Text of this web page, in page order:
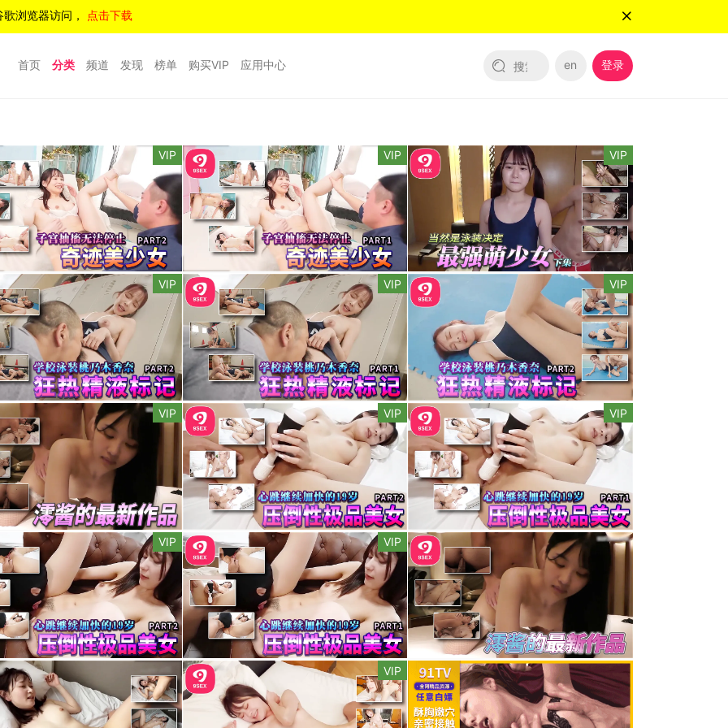
浏览器访问， 点击下载
首页 分类 频道 发现 榜单 购买VIP 应用中心 en 登录
VIP VIP VIP
VIP VIP VIP
VIP VIP VIP
VIP VIP
VIP